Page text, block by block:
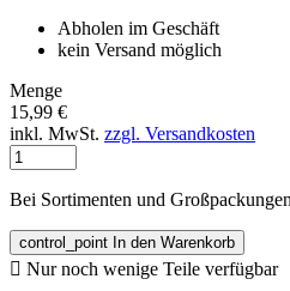
Abholen im Geschäft
kein Versand möglich
Menge
15,99 €
inkl. MwSt. zzgl. Versandkosten
Bei Sortimenten und
control_point In den Warenkorb
 Nur noch wenige Teile verfügbar